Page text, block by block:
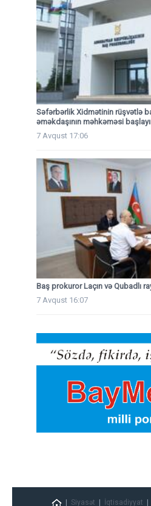
Səfərbərlik Xidmətinin rüşvətlə
əməkdaşının məhkəməsi
7 Avqust 17:06
Baş prokuror Laçın və Qubadlı
7 Avqust 16:07
Siyasət İqtisadiyyat